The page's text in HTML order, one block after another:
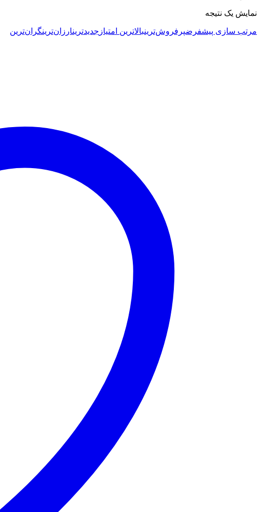
نمایش یک نتیجه
مرتب سازی پیشفرضپرفروش‌ترینبالاترین امتیاز جدیدترینارزان‌ترینگران‌ترین